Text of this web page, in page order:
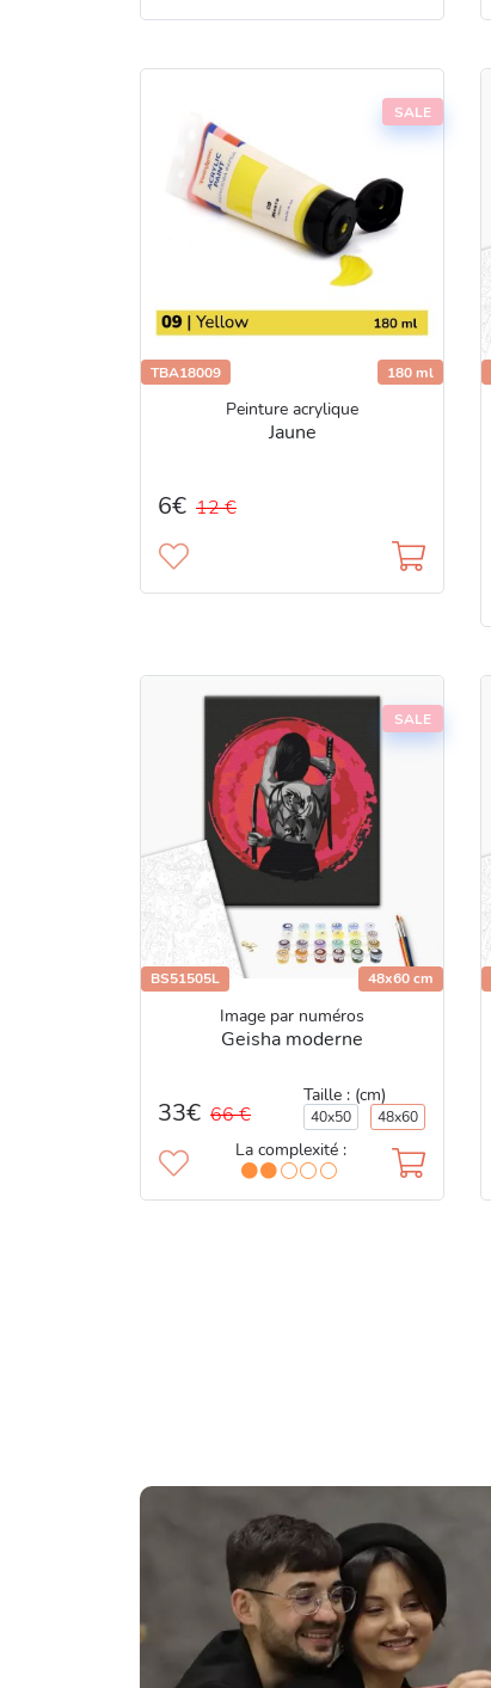
SALE
TBA18009 180 ml
Peinture acrylique
Jaune
6€ 12 €
SALE
BS51505L 48x60 cm
Image par numéros
Geisha moderne
33€ 66 €
Taille : (cm)
40x50 48x60
La complexité :